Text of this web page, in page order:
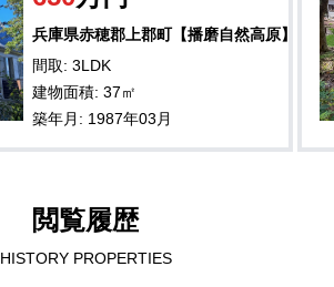
兵庫県赤穂郡上郡町【播磨自然高原】
間取: 3LDK
建物面積: 37㎡
築年月: 1987年03月
閲覧履歴
HISTORY PROPERTIES